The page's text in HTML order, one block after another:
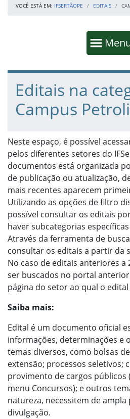
VOCÊ ESTÁ EM: IFSERTÃOPE EDITAIS
Fim da navegação
Início do conteúdo
Editais na
Campus
Neste espaço, é possível
pelos diferentes setores do
documentos está organizada
de publicação ou atualização,
mais recentes aparecem
Utilizando as opções de filtro
possível consultar os editais
haver subcategorias
Através da ferramenta de
consultar os editais a partir da
No caso de editais anteriores a
ser buscados no portal anterior
página do setor ao qual o
Saiba mais:
Edital é um documento oficial
informações, determinações e
temas diversos, como bolsas
extensão; processos seletivos;
provimento de cargos públicos
menu Concursos); e outros
natureza, necessitem de ampla
divulgação.